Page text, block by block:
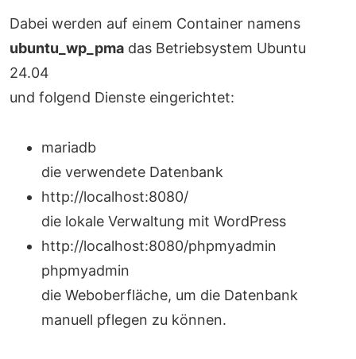
Dabei werden auf einem Container namens
ubuntu_wp_pma das Betriebsystem Ubuntu
24.04
und folgend Dienste eingerichtet:
mariadb
die verwendete Datenbank
http://localhost:8080/
die lokale Verwaltung mit WordPress
http://localhost:8080/phpmyadmin
phpmyadmin
die Weboberfläche, um die Datenbank
manuell pflegen zu können.